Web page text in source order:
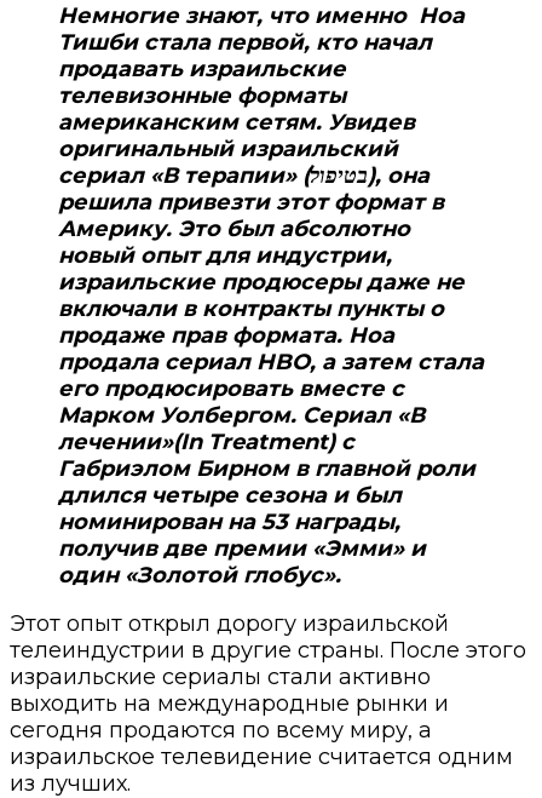
Немногие знают, что именно Ноа
Тишби стала первой, кто начал
продавать израильские
телевизонные форматы
американским сетям. Увидев
оригинальный израильский
сериал «В терапии» (בטיפול), она
решила привезти этот формат в
Америку. Это был абсолютно
новый опыт для индустрии,
израильские продюсеры даже не
включали в контракты пункты о
продаже прав формата. Ноа
продала сериал HBO, а затем стала
его продюсировать вместе с
Марком Уолбергом. Сериал «В
лечении»(In Treatment) с
Габриэлом Бирном в главной роли
длился четыре сезона и был
номинирован на 53 награды,
получив две премии «Эмми» и
один «Золотой глобус».
Этот опыт открыл дорогу израильской
телеиндустрии в другие страны. После этого
израильские сериалы стали активно
выходить на международные рынки и
сегодня продаются по всему миру, а
израильское телевидение считается одним
из лучших.